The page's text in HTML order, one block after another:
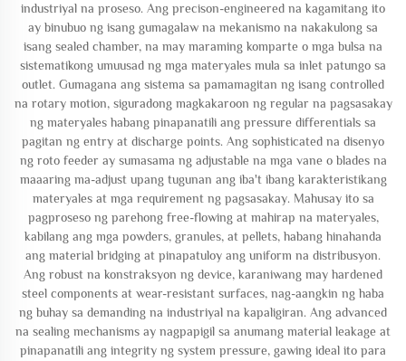
industriyal na proseso. Ang precison-engineered na kagamitang ito
ay binubuo ng isang gumagalaw na mekanismo na nakakulong sa
isang sealed chamber, na may maraming komparte o mga bulsa na
sistematikong umuusad ng mga materyales mula sa inlet patungo sa
outlet. Gumagana ang sistema sa pamamagitan ng isang controlled
na rotary motion, siguradong magkakaroon ng regular na pagsasakay
ng materyales habang pinapanatili ang pressure differentials sa
pagitan ng entry at discharge points. Ang sophisticated na disenyo
ng roto feeder ay sumasama ng adjustable na mga vane o blades na
maaaring ma-adjust upang tugunan ang iba't ibang karakteristikang
materyales at mga requirement ng pagsasakay. Mahusay ito sa
pagproseso ng parehong free-flowing at mahirap na materyales,
kabilang ang mga powders, granules, at pellets, habang hinahanda
ang material bridging at pinapatuloy ang uniform na distribusyon.
Ang robust na konstraksyon ng device, karaniwang may hardened
steel components at wear-resistant surfaces, nag-aangkin ng haba
ng buhay sa demanding na industriyal na kapaligiran. Ang advanced
na sealing mechanisms ay nagpapigil sa anumang material leakage at
pinapanatili ang integrity ng system pressure, gawing ideal ito para